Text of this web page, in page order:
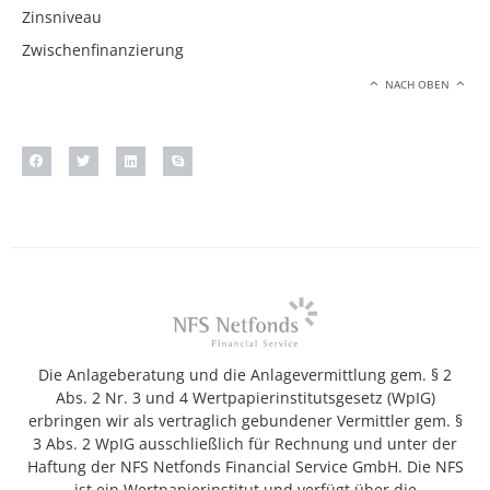
Zinsniveau
Zwischenfinanzierung
NACH OBEN
Die Anlageberatung und die Anlagevermittlung gem. § 2
Abs. 2 Nr. 3 und 4 Wertpapierinstitutsgesetz (WpIG)
erbringen wir als vertraglich gebundener Vermittler gem. §
3 Abs. 2 WpIG ausschließlich für Rechnung und unter der
Haftung der NFS Netfonds Financial Service GmbH. Die NFS